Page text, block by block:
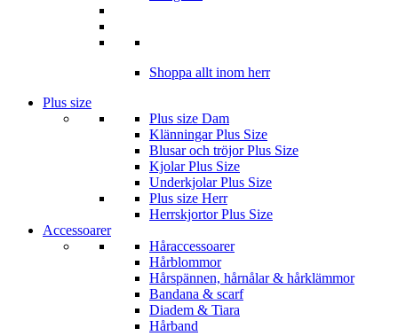
Shoppa allt inom herr
Plus size
Plus size Dam
Klänningar Plus Size
Blusar och tröjor Plus Size
Kjolar Plus Size
Underkjolar Plus Size
Plus size Herr
Herrskjortor Plus Size
Accessoarer
Håraccessoarer
Hårblommor
Hårspännen, hårnålar & hårklämmor
Bandana & scarf
Diadem & Tiara
Hårband